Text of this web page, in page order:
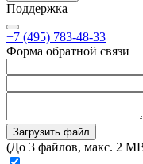
Поддержка
+7 (495) 783-48-33
Форма обратной связи
Загрузить файл
(До 3 файлов, макс. 2